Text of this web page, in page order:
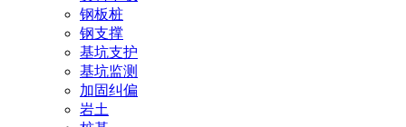
钢板桩
钢支撑
基坑支护
基坑监测
加固纠偏
岩土